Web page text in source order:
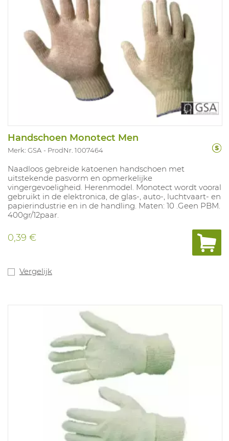
Handschoen Monotect Men
Merk: GSA ProdNr. 1007464
Naadloos gebreide katoenen handschoen met
uitstekende pasvorm en opmerkelijke
vingergevoeligheid. Herenmodel. Monotect wordt vooral
gebruikt in de elektronica, de glas-, auto-, luchtvaart- en
papierindustrie en in de handling. Maten: 10 .Geen PBM.
400gr/12paar.
0,39 €
Vergelijk